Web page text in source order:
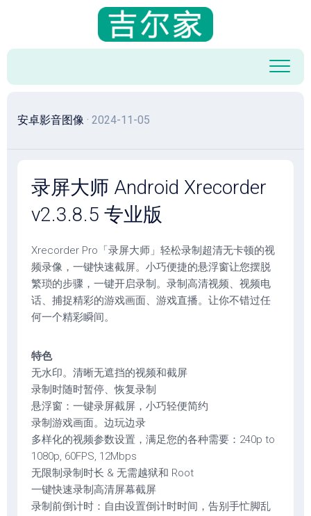
容
安卓影音图像 · 2024-11-05
录屏大师 Android Xrecorder
v2.3.8.5 专业版
Xrecorder Pro「录屏大师」轻松录制超清无卡顿的视
频录像，一键快速截屏。小巧便捷的悬浮窗让您摆脱
繁琐的步骤，一键开启录制。录制高清视频、视频电
话、捕捉精彩的游戏画面、游戏直播。让你不错过任
何一个精彩瞬间。
特色
无水印。清晰无遮挡的视频和截屏
录制时随时暂停、恢复录制
悬浮窗：一键录屏截屏，小巧轻便简约
录制游戏画面。边玩边录
多样化的视频参数设置，满足您的各种需要：240p to
1080p, 60FPS, 12Mbps
无限制录制时长 & 无需越狱和 Root
一键快速录制高清屏幕截屏
录制前倒计时：自由设置倒计时时间，告别手忙脚乱